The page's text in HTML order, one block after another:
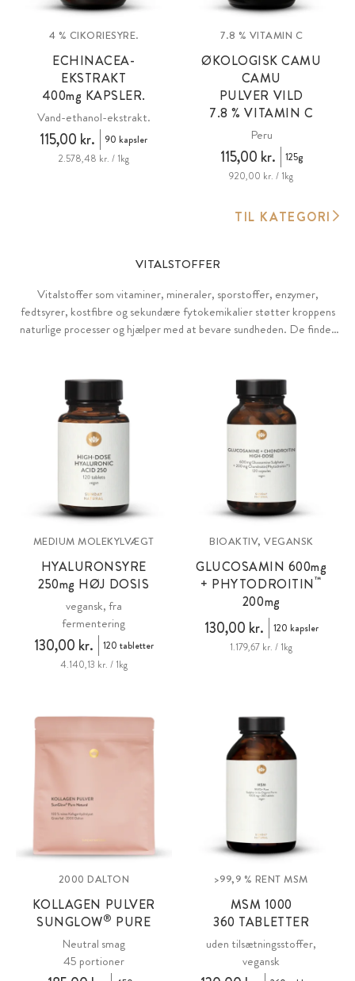
4 % CIKORIESYRE.
ECHINACEA-
EKSTRAKT
400mg KAPSLER.
Vand-ethanol-ekstrakt.
115,00 kr.
90 kapsler
2.578,48 kr. / 1kg
7.8 % VITAMIN C
ØKOLOGISK CAMU
CAMU
PULVER VILD
7.8 % VITAMIN C
Peru
115,00 kr.
125g
920,00 kr. / 1kg
TIL KATEGORI
VITALSTOFFER
Vitalstoffer som vitaminer, mineraler, sporstoffer, enzymer,
fedtsyrer, kostfibre og sekundære fytokemikalier støtter kroppens
naturlige processer og hjælper med at bevare sundheden. De findes
hyaluronsyre eller kollagen kan tilsættes kroppen som kosttilskud for
MEDIUM MOLEKYLVÆGT
HYALURONSYRE
250mg HØJ DOSIS
vegansk, fra
fermentering
130,00 kr.
120 tabletter
4.140,13 kr. / 1kg
BIOAKTIV, VEGANSK
GLUCOSAMIN 600mg
+ PHYTODROITIN™
200mg
130,00 kr.
120 kapsler
1.179,67 kr. / 1kg
2000 DALTON
KOLLAGEN PULVER
SUNGLOW® PURE
Neutral smag
45 portioner
>99,9 % RENT MSM
MSM 1000
360 TABLETTER
uden tilsætningsstoffer,
vegansk